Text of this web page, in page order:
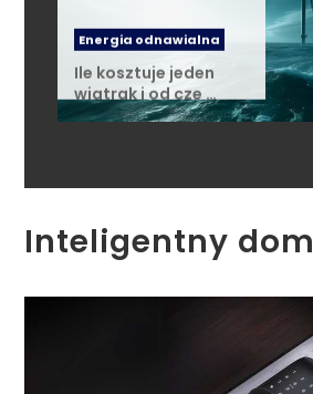
Energia odnawialna
Ile kosztuje jeden
wiatrak i od cze …
Inteligentny dom